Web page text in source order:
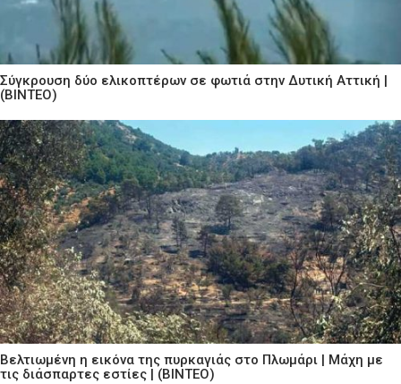
Σύγκρουση δύο ελικοπτέρων σε φωτιά στην Δυτική Αττική |
(ΒΙΝΤΕΟ)
Βελτιωμένη η εικόνα της πυρκαγιάς στο Πλωμάρι | Μάχη με
τις διάσπαρτες εστίες | (ΒΙΝΤΕΟ)